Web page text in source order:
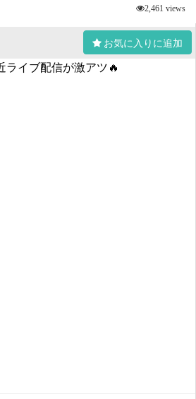
2,461 views
お気に入りに追加
ライブ配信が激アツ🔥